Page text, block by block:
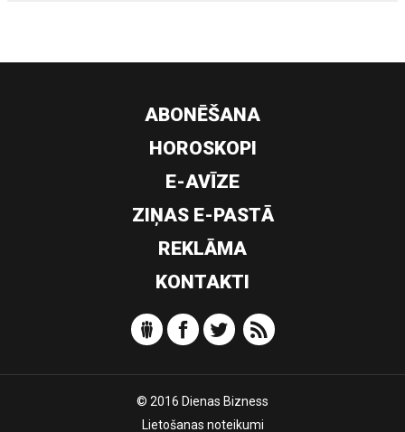
ABONĒŠANA
HOROSKOPI
E-AVĪZE
ZIŅAS E-PASTĀ
REKLĀMA
KONTAKTI
© 2016 Dienas Bizness
Lietošanas noteikumi